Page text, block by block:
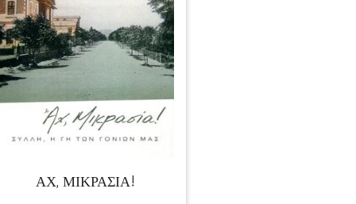
ΑΧ, ΜΙΚΡΑΣΙΑ!